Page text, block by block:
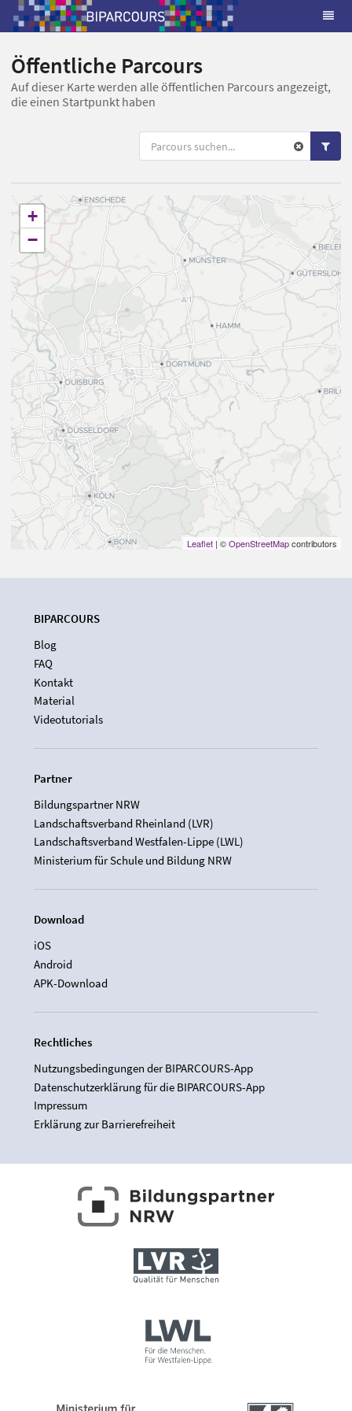
Öffentliche Parcours
Auf dieser Karte werden alle öffentlichen Parcours angezeigt,
die einen Startpunkt haben
+
−
Leaflet | ©OpenStreetMapcontributors
BIPARCOURS
Blog
FAQ
Kontakt
Material
Videotutorials
Partner
Bildungspartner NRW
Landschaftsverband Rheinland (LVR)
Landschaftsverband Westfalen-Lippe (LWL)
Ministerium für Schule und Bildung NRW
Download
iOS
Android
APK-Download
Rechtliches
Nutzungsbedingungen der BIPARCOURS-App
Datenschutzerklärung für die BIPARCOURS-App
Impressum
Erklärung zur Barrierefreiheit